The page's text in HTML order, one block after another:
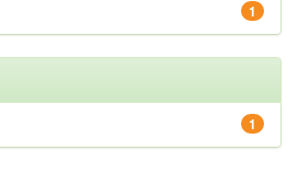
1
1